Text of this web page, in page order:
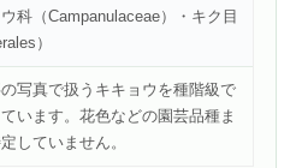
科（Campanulaceae）・キク目
）
写真で扱うキキョウを種階級で
います。花色などの園芸品種ま
していません。